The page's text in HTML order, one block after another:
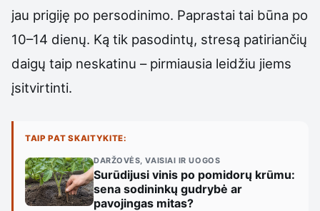
jau prigiję po persodinimo. Paprastai tai būna po
10–14 dienų. Ką tik pasodintų, stresą patiriančių
daigų taip neskatinu – pirmiausia leidžiu jiems
įsitvirtinti.
TAIP PAT SKAITYKITE:
DARŽOVĖS, VAISIAI IR UOGOS
Surūdijusi vinis po pomidorų krūmu:
sena sodininkų gudrybė ar
pavojingas mitas?